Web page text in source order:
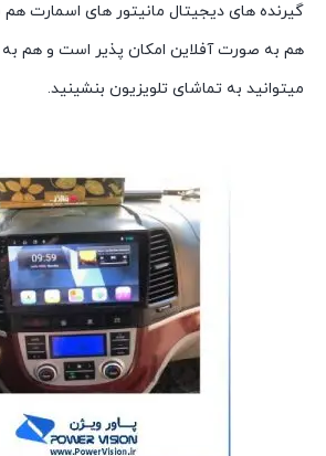
گیرنده های دیجیتال مانیتور های اسمارت
هم به صورت آفلاین امکان پذیر است و هم
میتوانید به تماشای تلویزیون بنشینید.